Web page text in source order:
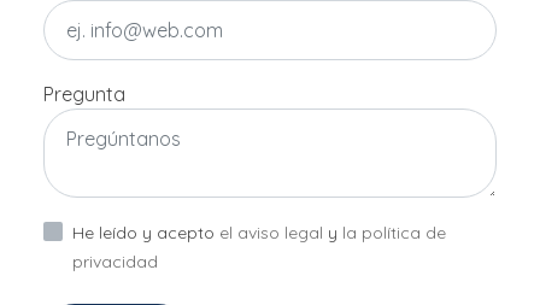
Pregunta
He leído y acepto el aviso legal y la política de
privacidad